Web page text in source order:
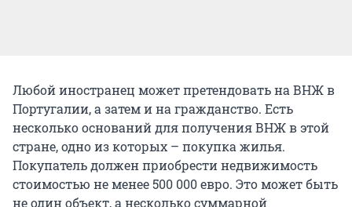
Любой иностранец может претендовать на ВНЖ в
Португалии, а затем и на гражданство. Есть
несколько оснований для получения ВНЖ в этой
стране, одно из которых – покупка жилья.
Покупатель должен приобрести недвижимость
стоимостью не менее 500 000 евро. Это может быть
не один объект, а несколько суммарной